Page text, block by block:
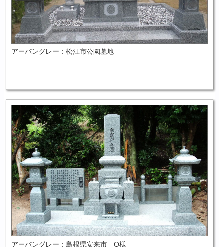
アーバングレー：松江市公園墓地
アーバングレー：島根県安来市 O様